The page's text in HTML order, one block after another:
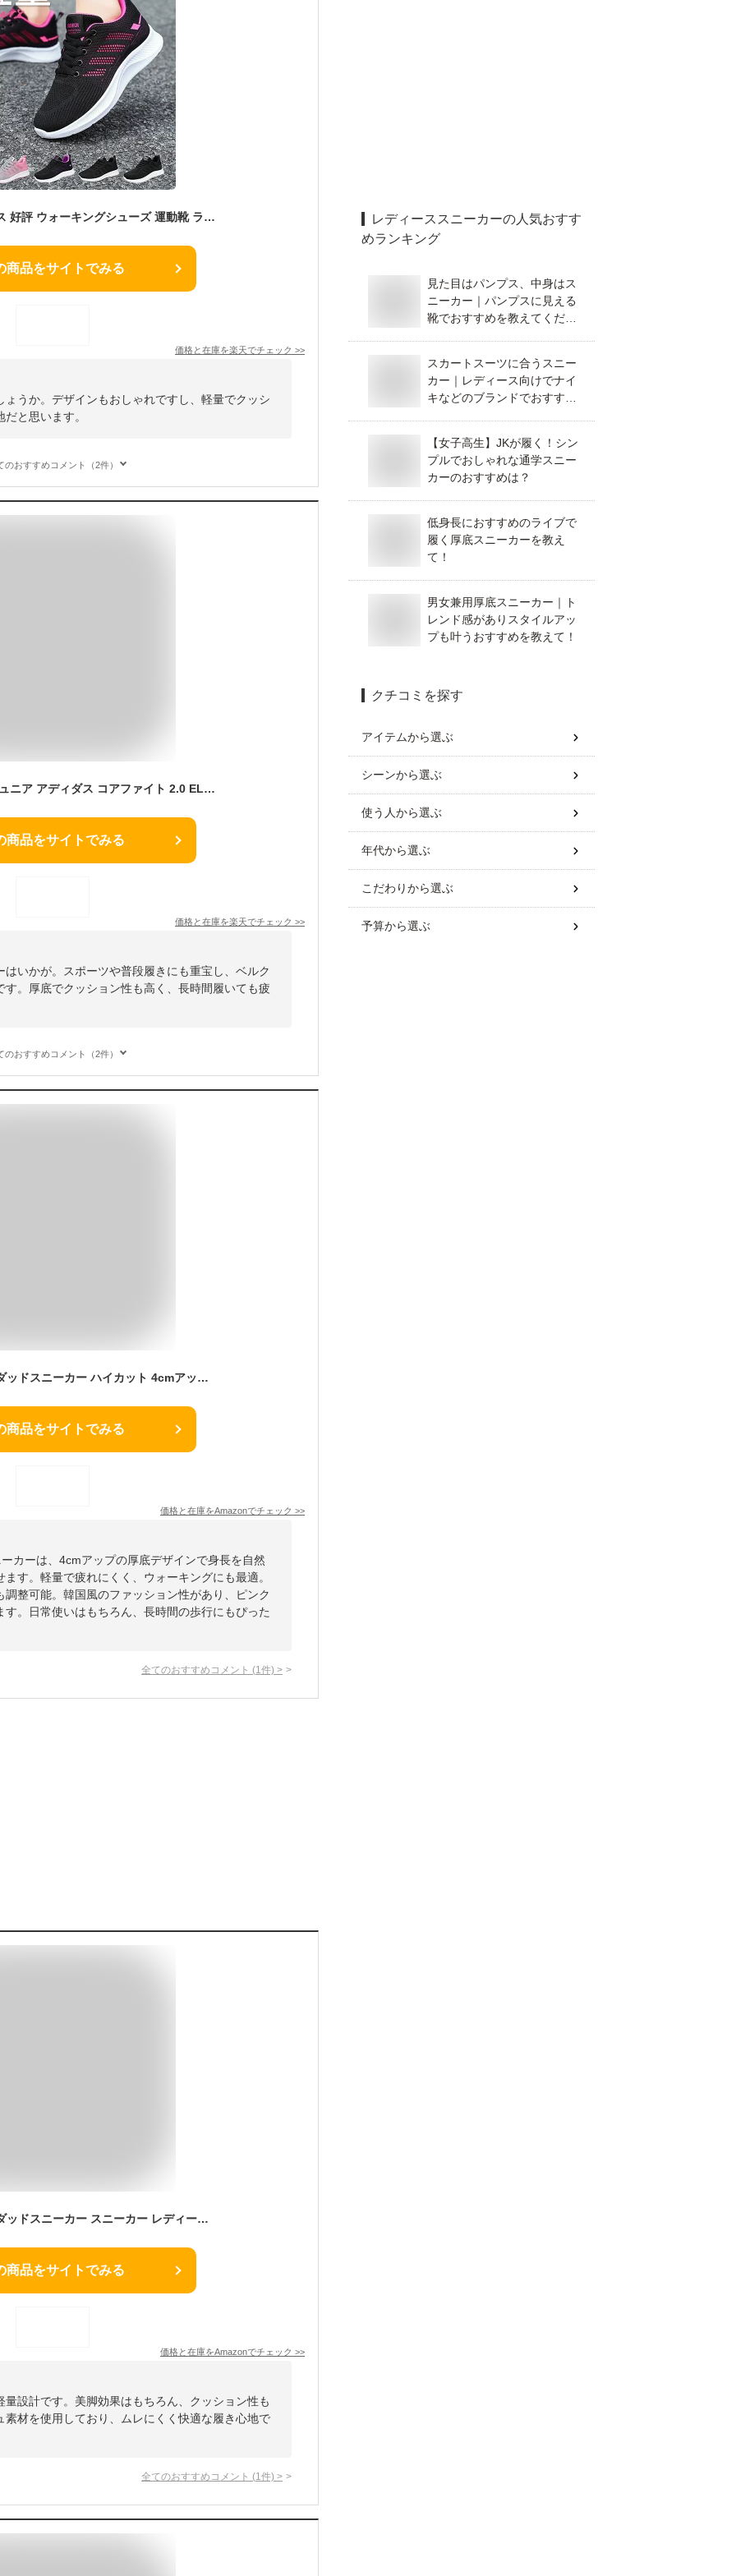
スニーカー レディース 好評 ウォーキングシューズ 運動靴 ランニングシューズ ジョギング レディースシューズ カジュアルシューズ シューズ 紐靴 フラットシューズ 靴 くつ クツ きれいめ おしゃれ かわいい 女性用 女子 中学生 高校生 通学 運動
商品をサイトでみる
価格と在庫を楽天でチェック >>
うか。デザインもおしゃれですし、軽量でクッシ
と思います。
のおすすめコメント（2件）
スニーカー キッズ ジュニア アディダス コアファイト 2.0 EL K 18.0~24.5cm ランニング ジョギング エクササイズ 体育館 ジム トレーニング スポーツ 紐靴 ベルクロ マジックテープ シューズ クッション性 男子 女子 通学 部活 運動会 ADIDAS COREFAITO 2.0 EL K
商品をサイトでみる
価格と在庫を楽天でチェック >>
いかが。スポーツや普段履きにも重宝し、ベルク
。厚底でクッション性も高く、長時間履いても疲
のおすすめコメント（2件）
[DARMAR TEMAR] ダッドスニーカー ハイカット 4cmアップ 厚底スニーカー シークレットシューズ 韓国風 レディーススニーカー フラット レースアップ 軽量 美脚 疲れにくい ピンク 厚底シューズ 身長アップ ウォーキングシューズ 24.0 cm レディース
商品をサイトでみる
価格と在庫をAmazonでチェック >>
カーは、4cmアップの厚底デザインで身長を自然
す。軽量で疲れにくく、ウォーキングにも最適。
整可能。韓国風のファッション性があり、ピンク
。日常使いはもちろん、長時間の歩行にもぴった
全てのおすすめコメント (1 件) >
[DARMAR TEMAR] ダッドスニーカー スニーカー レディース 軽量 スポーツシューズ レースアップ カジュアル 厚底 通気性 オシャレ 女子通学 通勤 日常着用 お出かけ 22.5-25.0cm 白い１ 中学生 高校生 24.0 cm 学生靴
商品をサイトでみる
価格と在庫をAmazonでチェック >>
設計です。美脚効果はもちろん、クッション性も
材を使用しており、ムレにくく快適な履き心地で
全てのおすすめコメント (1 件) >
レディーススニーカーの人気おすす
めランキング
見た目はパンプス、中身はス
ニーカー｜パンプスに見える
靴でおすすめを教えてくださ
スカートスーツに合うスニー
カー｜レディース向けでナイ
キなどのブランドでおすすめ
【女子高生】JKが履く！シン
プルでおしゃれな通学スニー
カーのおすすめは？
低身長におすすめのライブで
履く厚底スニーカーを教え
て！
男女兼用厚底スニーカー｜ト
レンド感がありスタイルアッ
プも叶うおすすめを教えて！
クチコミを探す
アイテムから選ぶ
シーンから選ぶ
使う人から選ぶ
年代から選ぶ
こだわりから選ぶ
予算から選ぶ